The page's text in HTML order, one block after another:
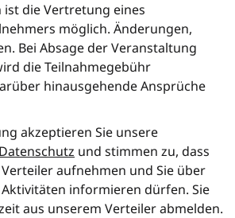
die Vertretung eines
möglich. Änderungen,
Bei Absage der Veranstaltung
die Teilnahmegebühr
hinausgehende Ansprüche
akzeptieren Sie unsere
Datenschutz und stimmen zu, dass
aufnehmen und Sie über
informieren dürfen. Sie
aus unserem Verteiler abmelden.